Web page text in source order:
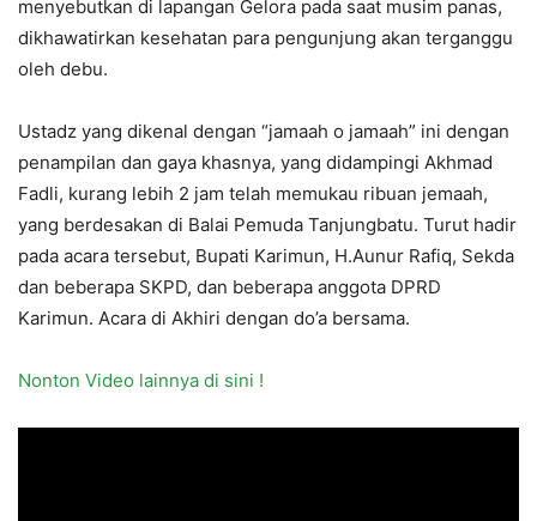
menyebutkan di lapangan Gelora pada saat musim panas,
dikhawatirkan kesehatan para pengunjung akan terganggu
oleh debu.
Ustadz yang dikenal dengan “jamaah o jamaah” ini dengan
penampilan dan gaya khasnya, yang didampingi Akhmad
Fadli, kurang lebih 2 jam telah memukau ribuan jemaah,
yang berdesakan di Balai Pemuda Tanjungbatu. Turut hadir
pada acara tersebut, Bupati Karimun, H.Aunur Rafiq, Sekda
dan beberapa SKPD, dan beberapa anggota DPRD
Karimun. Acara di Akhiri dengan do’a bersama.
Nonton Video lainnya di sini !